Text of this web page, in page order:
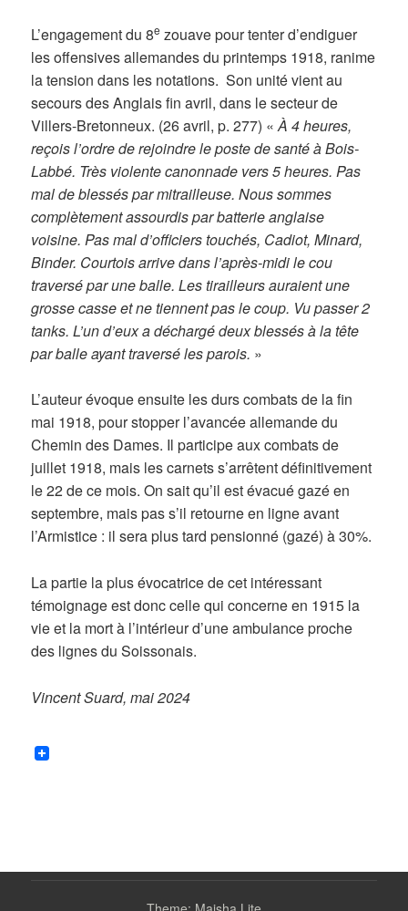
L’engagement du 8e zouave pour tenter d’endiguer
les offensives allemandes du printemps 1918, ranime
la tension dans les notations. Son unité vient au
secours des Anglais fin avril, dans le secteur de
Villers-Bretonneux. (26 avril, p. 277) «À 4 heures,
reçois l’ordre de rejoindre le poste de santé à Bois-
Labbé. Très violente canonnade vers 5 heures. Pas
mal de blessés par mitrailleuse. Nous sommes
complètement assourdis par batterie anglaise
voisine. Pas mal d’officiers touchés, Cadiot, Minard,
Binder. Courtois arrive dans l’après-midi le cou
traversé par une balle. Les tirailleurs auraient une
grosse casse et ne tiennent pas le coup. Vu passer 2
tanks. L’un d’eux a déchargé deux blessés à la tête
par balle ayant traversé les parois. »
L’auteur évoque ensuite les durs combats de la fin
mai 1918, pour stopper l’avancée allemande du
Chemin des Dames. Il participe aux combats de
juillet 1918, mais les carnets s’arrêtent définitivement
le 22 de ce mois. On sait qu’il est évacué gazé en
septembre, mais pas s’il retourne en ligne avant
l’Armistice : il sera plus tard pensionné (gazé) à 30%.
La partie la plus évocatrice de cet intéressant
témoignage est donc celle qui concerne en 1915 la
vie et la mort à l’intérieur d’une ambulance proche
des lignes du Soissonais.
Vincent Suard, mai 2024